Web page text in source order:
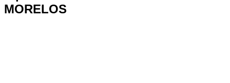
MORELOS